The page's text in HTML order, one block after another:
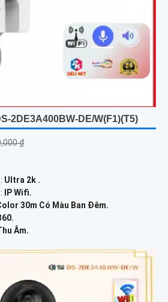
2DE3A400BW-DE/W(F1)(T5)
₫
Ultra 2k .
IP Wifi.
30m Có Màu Ban Đêm.
Âm.